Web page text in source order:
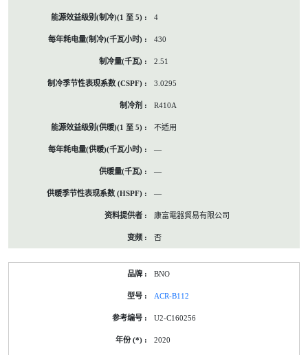
4
430
2.51
3.0295
R410A
不适用
—
—
—
康富電器貿易有限公司
否
BNO
ACR-B112
U2-C160256
2020